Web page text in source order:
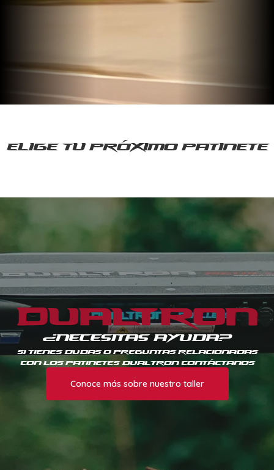
Elige tu próximo patinete
¿Necesitas Ayuda?
Si tienes dudas o preguntas relacionadas
con los patinetes Dualtron contáctanos
Conoce más sobre nuestro taller